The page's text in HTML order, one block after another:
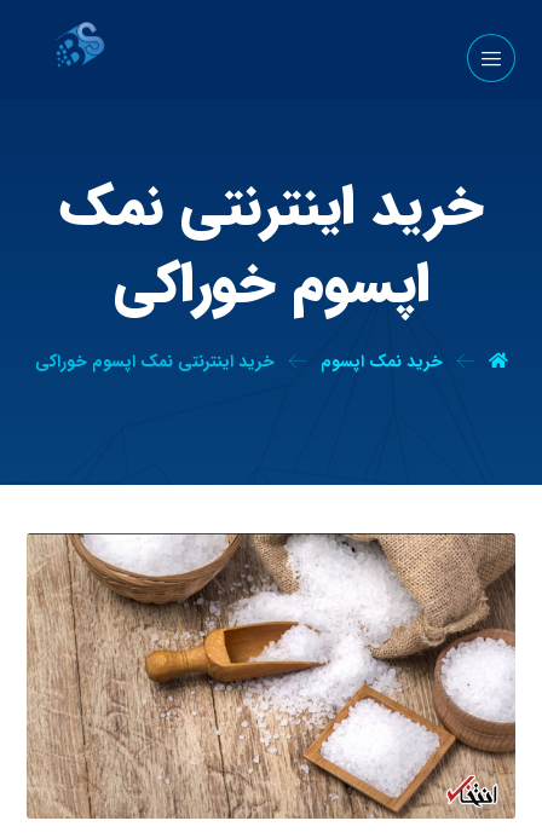
خرید اینترنتی نمک
اپسوم خوراکی
خرید نمک اپسوم خرید اینترنتی نمک اپسوم خوراکی